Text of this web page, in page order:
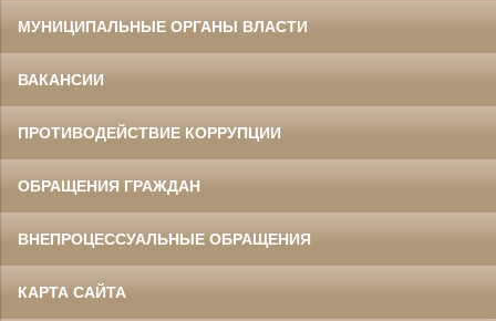
МУНИЦИПАЛЬНЫЕ ОРГАНЫ ВЛАСТИ
ВАКАНСИИ
ПРОТИВОДЕЙСТВИЕ КОРРУПЦИИ
ОБРАЩЕНИЯ ГРАЖДАН
ВНЕПРОЦЕССУАЛЬНЫЕ ОБРАЩЕНИЯ
КАРТА САЙТА